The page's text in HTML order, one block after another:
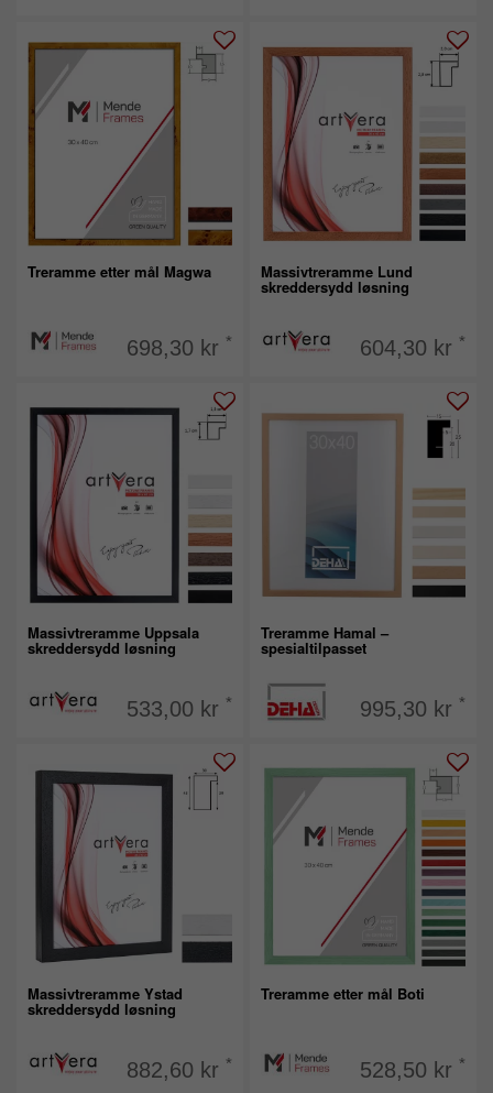
Treramme etter mål Magwa
698,30 kr *
Massivtreramme Lund
skreddersydd løsning
604,30 kr *
Massivtreramme Uppsala
skreddersydd løsning
533,00 kr *
Treramme Hamal –
spesialtilpasset
995,30 kr *
Massivtreramme Ystad
skreddersydd løsning
882,60 kr *
Treramme etter mål Boti
528,50 kr *